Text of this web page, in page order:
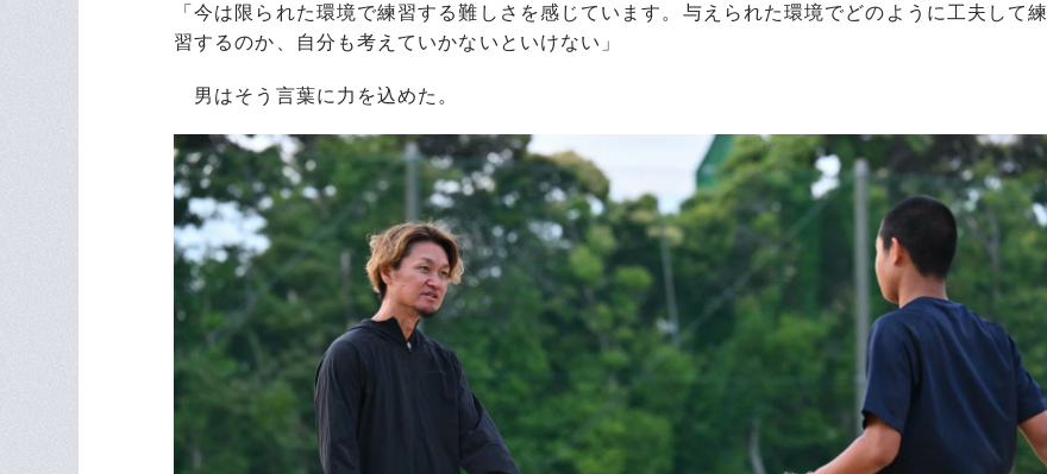
「今は限られた環境で練習する難しさを感じています。与えられた環境でどのように工夫して練
習するのか、自分も考えていかないといけない」
男はそう言葉に力を込めた。